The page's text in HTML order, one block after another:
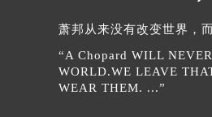
内蒙古自
山西省大
山西省晋
萧邦从来没有改变世界，
“A Chopard WILL
WORLD.WE LEAVE
WEAR THEM. ...”